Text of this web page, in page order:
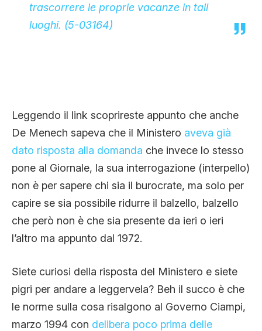
trascorrere le proprie vacanze in tali
luoghi. (5-03164)
Leggendo il link scoprireste appunto che anche
De Menech sapeva che il Ministero aveva già
dato risposta alla domanda che invece lo stesso
pone al Giornale, la sua interrogazione (interpello)
non è per sapere chi sia il burocrate, ma solo per
capire se sia possibile ridurre il balzello, balzello
che però non è che sia presente da ieri o ieri
l’altro ma appunto dal 1972.
Siete curiosi della risposta del Ministero e siete
pigri per andare a leggervela? Beh il succo è che
le norme sulla cosa risalgono al Governo Ciampi,
marzo 1994 con delibera poco prima delle